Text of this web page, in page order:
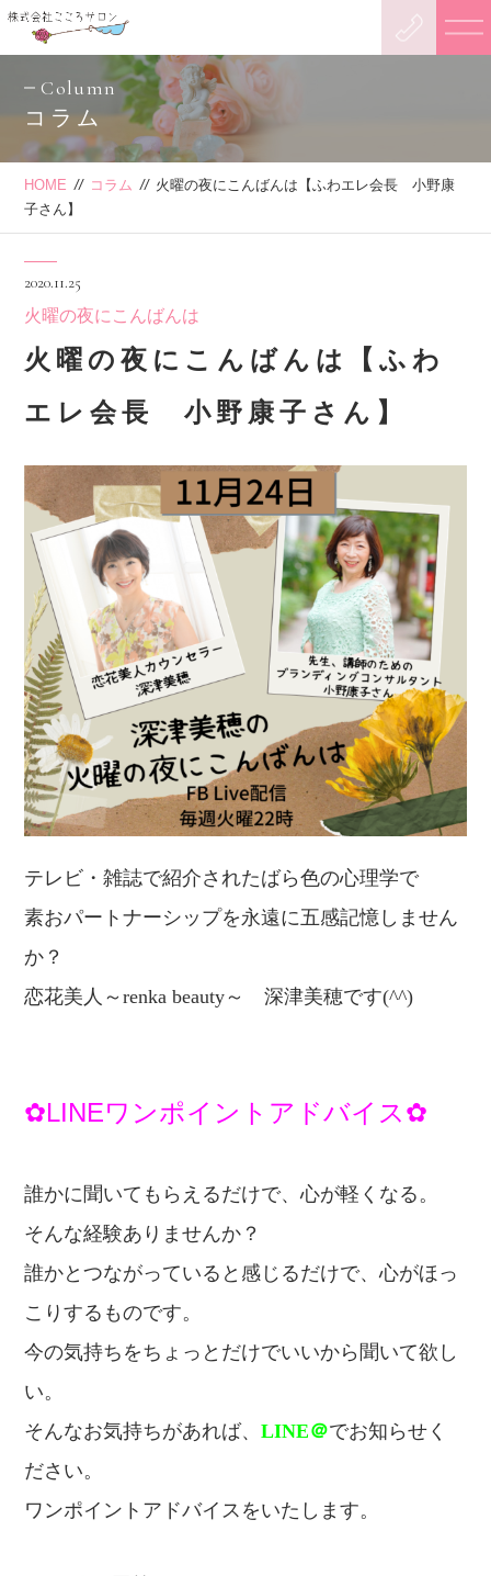
Column
コラム
HOME // コラム // 火曜の夜にこんばんは【ふわエレ会長 小野康
子さん】
2020.11.25
火曜の夜にこんばんは
火曜の夜にこんばんは【ふわ
エレ会長 小野康子さん】
テレビ・雑誌で紹介されたばら色の心理学で
素おパートナーシップを永遠に五感記憶しません
か？
恋花美人～renka beauty～深津美穂です(^^)
✿LINEワンポイントアドバイス✿
誰かに聞いてもらえるだけで、心が軽くなる。
そんな経験ありませんか？
誰かとつながっていると感じるだけで、心がほっ
こりするものです。
今の気持ちをちょっとだけでいいから 聞いて欲し
い。
そんなお気持ちがあれば、LINE＠でお知らせく
ださい。
ワンポイントアドバイスをいたします。